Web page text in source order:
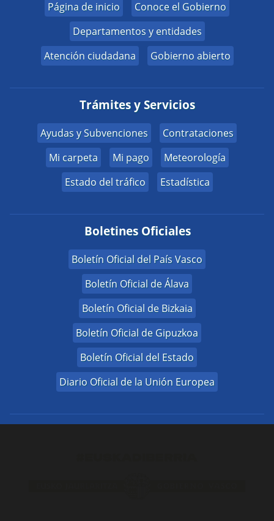
Página de inicio
Conoce el Gobierno
Departamentos y entidades
Atención ciudadana
Gobierno abierto
Trámites y Servicios
Ayudas y Subvenciones
Contrataciones
Mi carpeta
Mi pago
Meteorología
Estado del tráfico
Estadística
Boletines Oficiales
Boletín Oficial del País Vasco
Boletín Oficial de Álava
Boletín Oficial de Bizkaia
Boletín Oficial de Gipuzkoa
Boletín Oficial del Estado
Diario Oficial de la Unión Europea